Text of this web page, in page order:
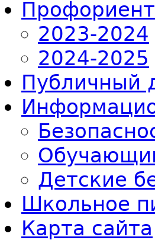
2023-2024
2024-2025
Публичный
Детские
Школьное
Карта сайта